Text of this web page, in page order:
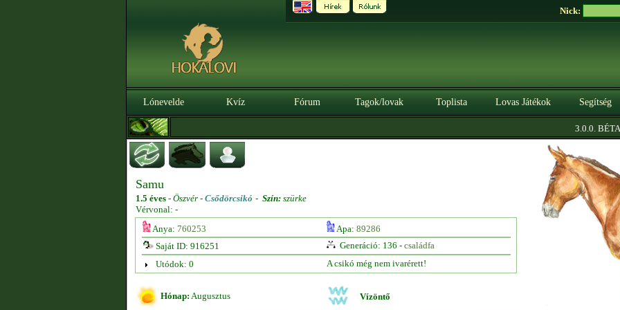
Nick:
Lónevelde Kvíz Fórum Tagok/lovak Toplista Lovas Játékok Segítség
3.0.0. BÉTA|
Samu
1.5 éves - Öszvér - Csődörcsikó - Szín: szürke
Vérvonal: -
Anya: 760253 Apa: 89286
Saját ID: 916251
Generáció: 136 - családfa
Utódok: 0
A csikó még nem ivarérett!
Hónap: Augusztus Vízöntő